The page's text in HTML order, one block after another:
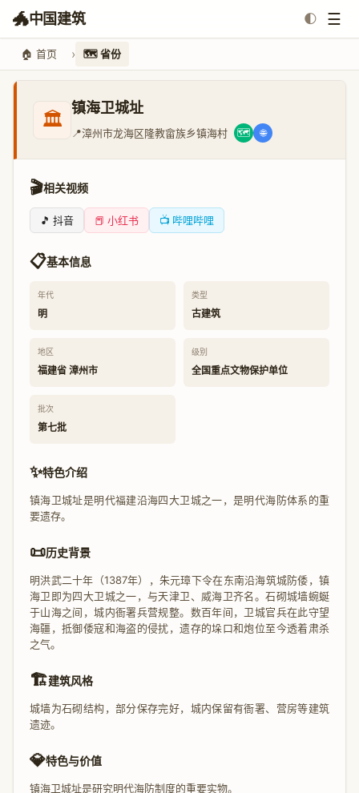
🐲中国建筑 🌓 ☰
🏠 首页 🗺️ 省份
🏛️ 镇海卫城址
📍漳州市龙海区隆教畲族乡镇海村 🗺️ 🌐
🎬相关视频
🎵 抖音 📕 小红书 📺 哔哩哔哩
📋基本信息
年代
明
类型
古建筑
地区
福建省 漳州市
级别
全国重点文物保护单位
批次
第七批
✨特色介绍
镇海卫城址是明代福建沿海四大卫城之一，是明代海防体系的重
要遗存。
📜历史背景
明洪武二十年（1387年），朱元璋下令在东南沿海筑城防倭，镇
海卫即为四大卫城之一，与天津卫、威海卫齐名。石砌城墙蜿蜒
于山海之间，城内衙署兵营规整。数百年间，卫城官兵在此守望
海疆，抵御倭寇和海盗的侵扰，遗存的垛口和炮位至今透着肃杀
之气。
🏗️建筑风格
城墙为石砌结构，部分保存完好，城内保留有衙署、营房等建筑
遗迹。
💎特色与价值
镇海卫城址是研究明代海防制度的重要实物。